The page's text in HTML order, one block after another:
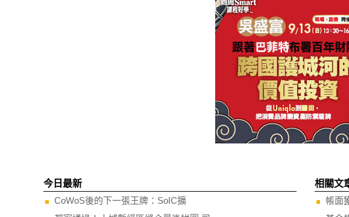
今日最新
CoWoS後的下一張王牌：SoIC擴
相關文
帳面